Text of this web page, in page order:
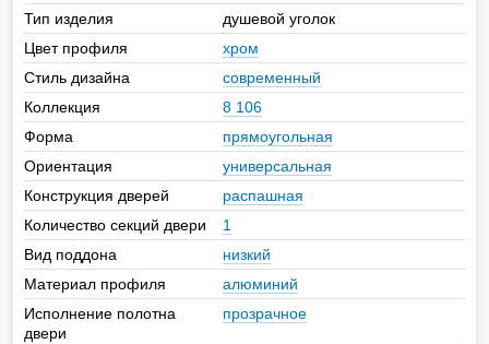
Тип изделия
душевой уголок
Цвет профиля
хром
Стиль дизайна
современный
Коллекция
8 106
Форма
прямоугольная
Ориентация
универсальная
Конструкция дверей
распашная
Количество секций двери
1
Вид поддона
низкий
Материал профиля
алюминий
Исполнение полотна
двери
прозрачное